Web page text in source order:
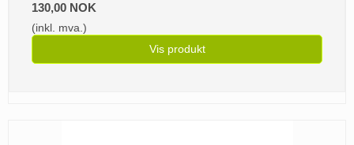
130,00 NOK
(inkl. mva.)
Vis produkt